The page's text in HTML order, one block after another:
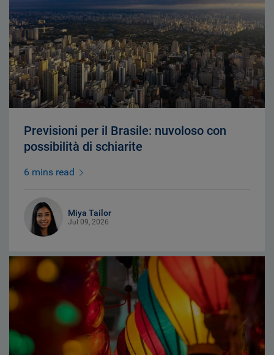
Previsioni per il Brasile: nuvoloso con
possibilità di schiarite
6 mins read
Miya Tailor
Jul 09, 2026